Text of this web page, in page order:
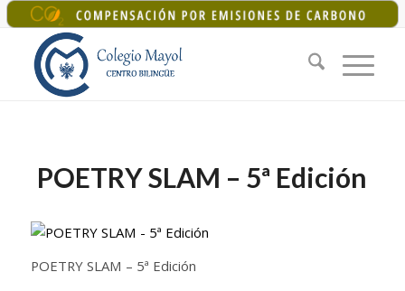
+34 925 22 07 33| colegiomayol@colegiomayol.es
POETRY SLAM – 5ª Edición
POETRY SLAM – 5ª Edición